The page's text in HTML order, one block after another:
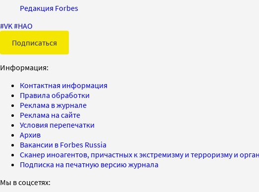
Редакция Forbes
#VK#НАО
Подписаться
Информация:
Контактная информация
Правила обработки
Реклама в журнале
Реклама на сайте
Условия перепечатки
Архив
Вакансии в Forbes Russia
Сканер иноагентов, причастных к экстремизму и терроризму и
Подписка на печатную версию журнала
Мы в соцсетях: